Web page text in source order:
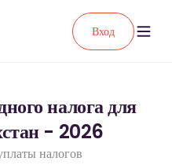
Вход
налога для
- 2026
налогов